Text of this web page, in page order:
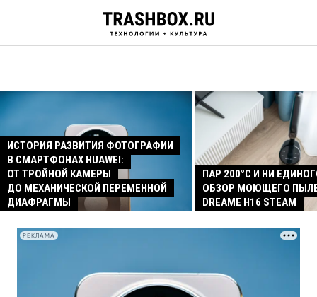
ИСТОРИЯ РАЗВИТИЯ ФОТОГРАФИИ
В СМАРТФОНАХ HUAWEI:
ОТ ТРОЙНОЙ КАМЕРЫ
ДО МЕХАНИЧЕСКОЙ ПЕРЕМЕННОЙ
ДИАФРАГМЫ
ПАР 200°C И НИ
ОБЗОР МОЮЩЕГО
DREAME H16 STEAM
РЕКЛАМА